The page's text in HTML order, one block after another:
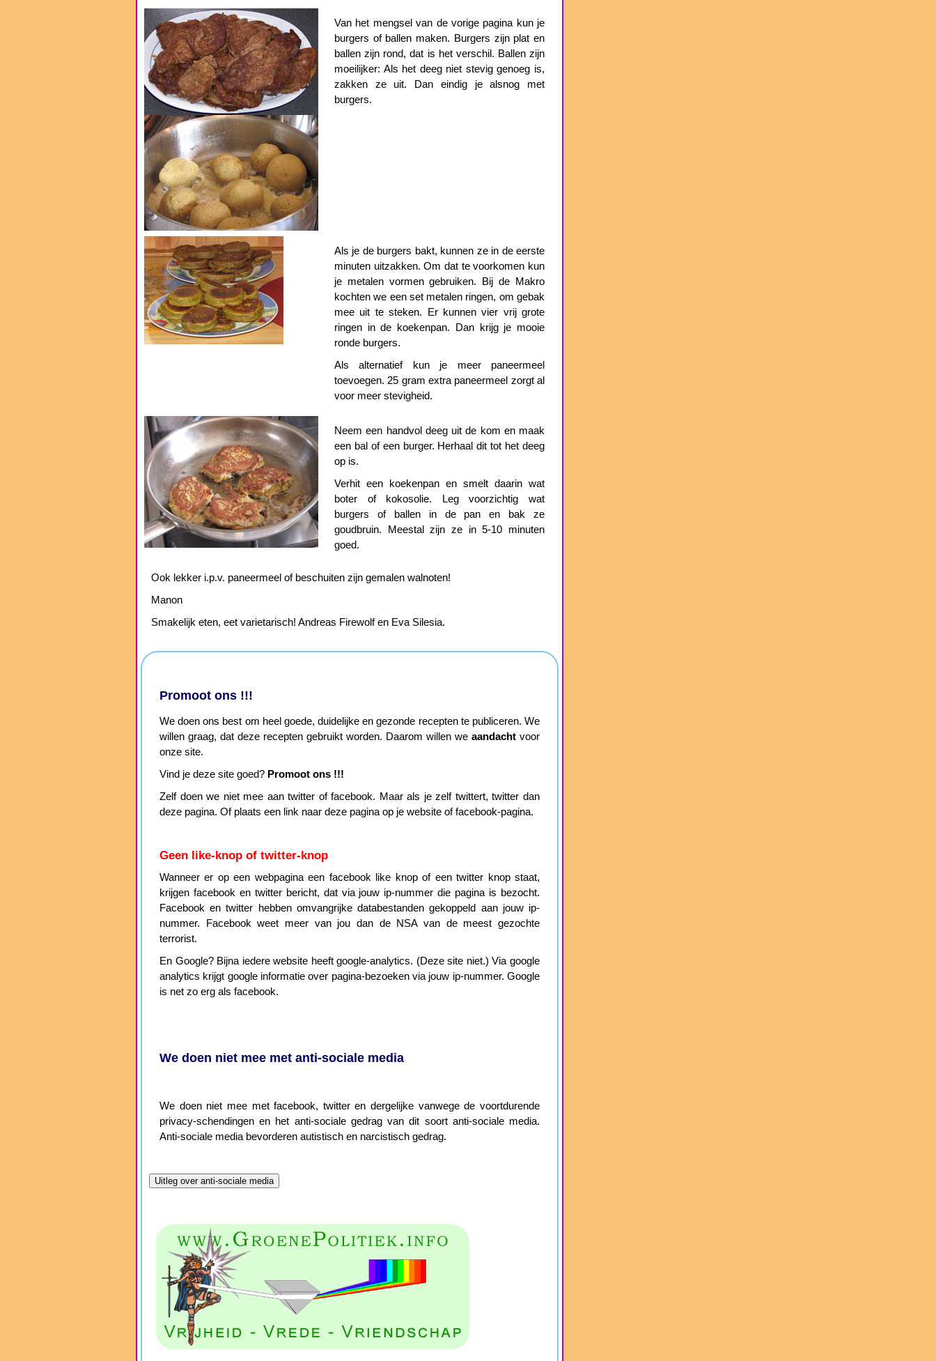
Van het mengsel van de vorige pagina kun je
burgers of ballen maken. Burgers zijn plat en
ballen zijn rond, dat is het verschil. Ballen zijn
moeilijker: Als het deeg niet stevig genoeg is,
zakken ze uit. Dan eindig je alsnog met
burgers.
Als je de burgers bakt, kunnen ze in de eerste
minuten uitzakken. Om dat te voorkomen kun
je metalen vormen gebruiken. Bij de Makro
kochten we een set metalen ringen, om gebak
mee uit te steken. Er kunnen vier vrij grote
ringen in de koekenpan. Dan krijg je mooie
ronde burgers.
Als alternatief kun je meer paneermeel
toevoegen. 25 gram extra paneermeel zorgt al
voor meer stevigheid.
Neem een handvol deeg uit de kom en maak
een bal of een burger. Herhaal dit tot het deeg
op is.
Verhit een koekenpan en smelt daarin wat
boter of kokosolie. Leg voorzichtig wat
burgers of ballen in de pan en bak ze
goudbruin. Meestal zijn ze in 5-10 minuten
goed.
Ook lekker i.p.v. paneermeel of beschuiten zijn gemalen walnoten!
Manon
Smakelijk eten, eet varietarisch! Andreas Firewolf en Eva Silesia.
Promoot ons !!!
We doen ons best om heel goede, duidelijke en gezonde recepten te publiceren. We
willen graag, dat deze recepten gebruikt worden. Daarom willen we aandacht voor
onze site.
Vind je deze site goed? Promoot ons !!!
Zelf doen we niet mee aan twitter of facebook. Maar als je zelf twittert, twitter dan
deze pagina. Of plaats een link naar deze pagina op je website of facebook-pagina.
Geen like-knop of twitter-knop
Wanneer er op een webpagina een facebook like knop of een twitter knop staat,
krijgen facebook en twitter bericht, dat via jouw ip-nummer die pagina is bezocht.
Facebook en twitter hebben omvangrijke databestanden gekoppeld aan jouw ip-
nummer. Facebook weet meer van jou dan de NSA van de meest gezochte
terrorist.
En Google? Bijna iedere website heeft google-analytics. (Deze site niet.) Via google
analytics krijgt google informatie over pagina-bezoeken via jouw ip-nummer. Google
is net zo erg als facebook.
We doen niet mee met anti-sociale media
We doen niet mee met facebook, twitter en dergelijke vanwege de voortdurende
privacy-schendingen en het anti-sociale gedrag van dit soort anti-sociale media.
Anti-sociale media bevorderen autistisch en narcistisch gedrag.